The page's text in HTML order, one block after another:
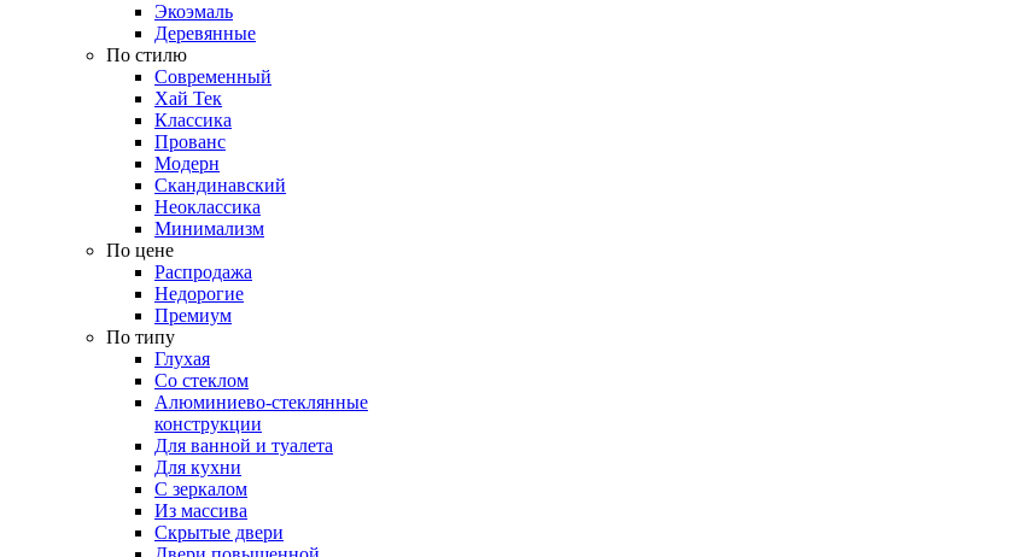
Экоэмаль
Деревянные
По стилю
Современный
Хай Тек
Классика
Прованс
Модерн
Скандинавский
Неоклассика
Минимализм
По цене
Распродажа
Недорогие
Премиум
По типу
Глухая
Со стеклом
Алюминиево-стеклянные
конструкции
Для ванной и туалета
Для кухни
С зеркалом
Из массива
Скрытые двери